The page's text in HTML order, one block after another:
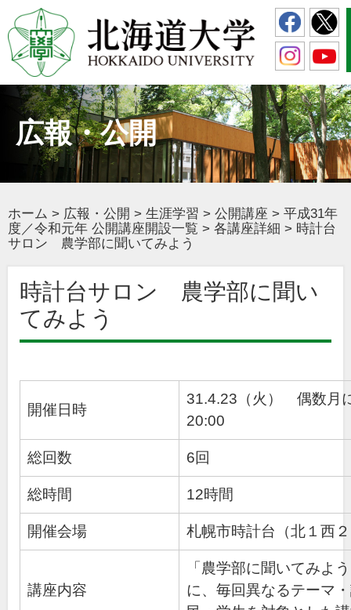
広報・公開
ホーム > 広報・公開 > 生涯学習 > 公開講座 > 平成31年
度／令和元年 公開講座開設一覧 > 各講座詳細 > 時計台
サロン 農学部に聞いてみよう
時計台サロン 農学部に聞い
てみよう
開催日時
31.4.23（火） 偶数月
20:00
総回数 6回
総時間 12時間
開催会場 札幌市時計台（北１西
講座内容
「農学部に聞いてみよ
に、毎回異なるテーマ